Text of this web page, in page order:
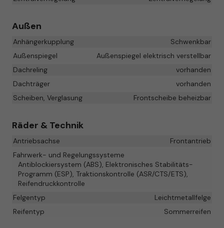
Außen
Anhängerkupplung
Schwenkbar
Außenspiegel
Außenspiegel elektrisch verstellbar
Dachreling
vorhanden
Dachträger
vorhanden
Scheiben, Verglasung
Frontscheibe beheizbar
Räder & Technik
Antriebsachse
Frontantrieb
Fahrwerk- und Regelungssysteme
Antiblockiersystem (ABS), Elektronisches Stabilitäts-
Programm (ESP), Traktionskontrolle (ASR/CTS/ETS),
Reifendruckkontrolle
Felgentyp
Leichtmetallfelge
Reifentyp
Sommerreifen